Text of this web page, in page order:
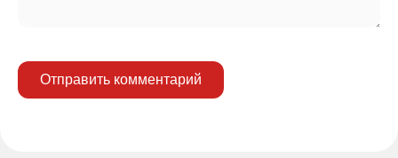
Отправить комментарий